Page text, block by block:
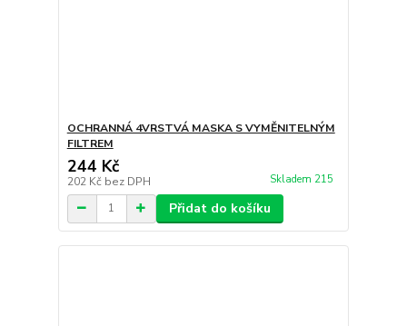
OCHRANNÁ 4VRSTVÁ MASKA S VYMĚNITELNÝM
FILTREM
244 Kč
202 Kč bez DPH Skladem 215
Přidat do košíku